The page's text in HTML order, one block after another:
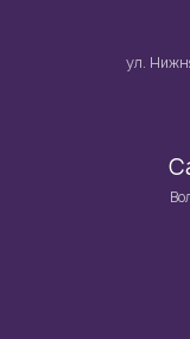
ул.